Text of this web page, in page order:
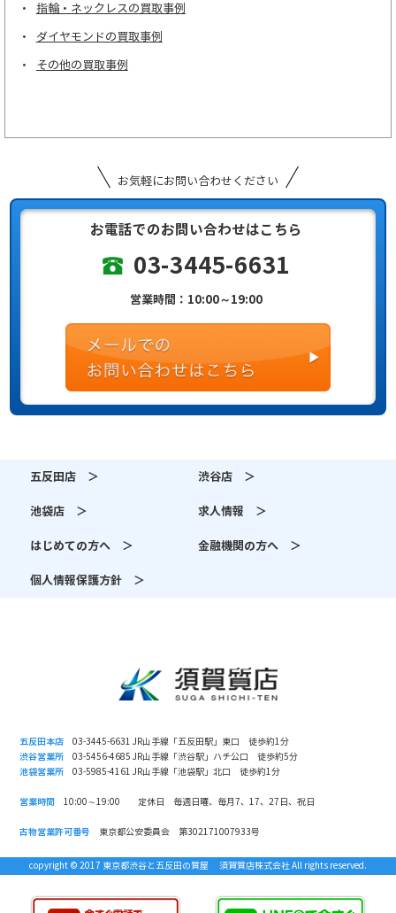
指輪・ネックレスの買取事例
ダイヤモンドの買取事例
その他の買取事例
お気軽にお問い合わせください
お電話でのお問い合わせはこちら
03-3445-6631
営業時間：10:00～19:00
五反田店 ＞ 渋谷店 ＞
池袋店 ＞ 求人情報 ＞
はじめての方へ ＞ 金融機関の方へ ＞
個人情報保護方針 ＞
五反田本店 03-3445-6631 JR山手線「五反田駅」東口 徒歩約1分
渋谷営業所 03-5456-4685 JR山手線「渋谷駅」ハチ公口 徒歩約5分
池袋営業所 03-5985-4161 JR山手線「池袋駅」北口 徒歩約1分
営業時間 10:00～19:00 定休日 毎週日曜、毎月7、17、27日、祝日
古物営業許可番号 東京都公安委員会 第302171007933号
copyright © 2017 東京都渋谷と五反田の質屋 須賀質店株式会社 All rights reserved.